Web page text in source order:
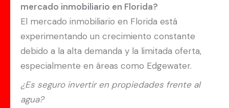
mercado inmobiliario en Florida?
El mercado inmobiliario en Florida está
experimentando un crecimiento constante
debido a la alta demanda y la limitada oferta,
especialmente en áreas como Edgewater.
¿Es seguro invertir en propiedades frente al
agua?